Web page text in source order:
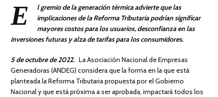
E
l gremio de la generación térmica advierte que las
implicaciones de la Reforma Tributaria podrían significar
mayores costos para los usuarios, desconfianza en las
inversiones futuras y alza de tarifas para los consumidores.
5 deoctubre de 2022. La Asociación Nacional de Empresas
Generadoras (ANDEG) considera que la forma en la que está
planteada la Reforma Tributaria propuesta por el Gobierno
Nacional y que está próxima a ser aprobada, impactará todos los